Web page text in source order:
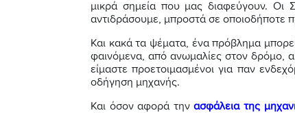
μικρά σημεία που μας διαφεύγουν.
αντιδράσουμε, μπροστά σε οποιοδήποτε
Και κακά τα ψέματα, ένα πρόβλημα
φαινόμενα, από ανωμαλίες στον δρόμο,
είμαστε προετοιμασμένοι για παν
οδήγηση μηχανής.
Και όσον αφορά τηνασφάλεια της